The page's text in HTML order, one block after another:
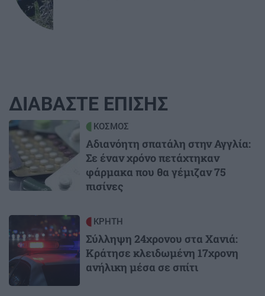
ΔΙΑΒΑΣΤΕ ΕΠΙΣΗΣ
Image ΚΟΣΜΟΣ
Αδιανόητη σπατάλη στην Αγγλία:
Σε έναν χρόνο πετάχτηκαν
φάρμακα που θα γέμιζαν 75
πισίνες
ΚΡΗΤΗ
Σύλληψη 24χρονου στα Χανιά:
Κράτησε κλειδωμένη 17χρονη
ανήλικη μέσα σε σπίτι